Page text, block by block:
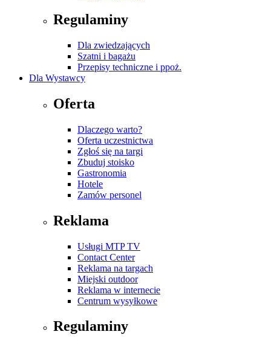
Regulaminy
Dla zwiedzających
Szatni i bagażu
Przepisy techniczne i ppoż.
Dla Wystawcy
Oferta
Dlaczego warto?
Oferta uczestnictwa
Zgłoś się na targi
Zbuduj stoisko
Gastronomia
Hotele
Zamów personel
Reklama
Usługi MTP TV
Contact Center
Reklama na targach
Miejski outdoor
Reklama w internecie
Centrum wysyłkowe
Regulaminy